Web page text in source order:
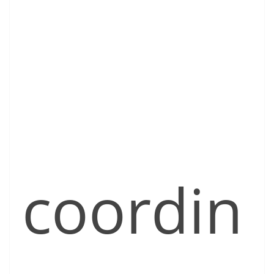
coordin